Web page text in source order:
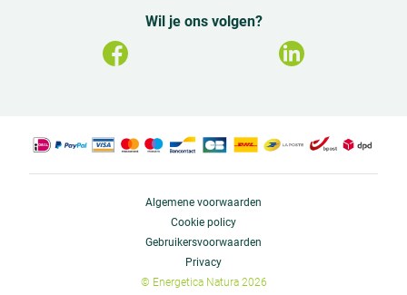
Wil je ons volgen?
© Energetica Natura 2026
Algemene voorwaarden
Cookie policy
Gebruikersvoorwaarden
Privacy